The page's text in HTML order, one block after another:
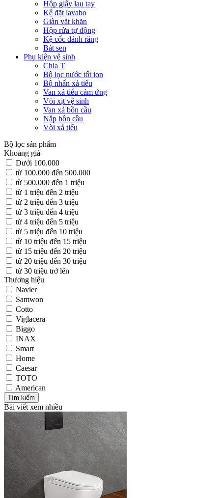
Hộp giấy lau tay
Kệ đặt lavabo
Giàn vắt khăn
Hộp rửa tự động
Kệ cốc đánh răng
Bát sen
Phụ kiện vệ sinh
Chia T
Bộ lọc nước tốt ion
Bộ nhấn xả tiểu
Van xả tiểu cảm ứng
Vòi xịt vệ sinh
Van xả bồn cầu
Nắp bồn cầu
Vòi xả tiểu
Bộ lọc sản phẩm
Khoảng giá
Dưới 100.000
từ 100.000 đến 500.000
từ 500.000 đến 1 triệu
từ 1 triệu đến 2 triệu
từ 2 triệu đến 3 triệu
từ 3 triệu đến 4 triệu
từ 4 triệu đến 5 triệu
từ 5 triệu đến 10 triệu
từ 10 triệu đến 15 triệu
từ 15 triệu đến 20 triệu
từ 20 triệu đến 30 triệu
từ 30 triệu trở lên
Thương hiệu
Navier
Samwon
Cotto
Viglacera
Biggo
INAX
Smart
Home
Caesar
TOTO
American
Bài viết xem nhiều